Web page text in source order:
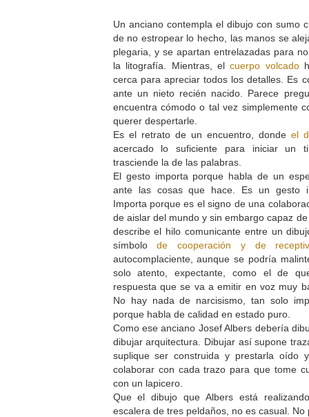
Un anciano contempla el dibujo con sumo
de no estropear lo hecho, las manos se
plegaria, y se apartan entrelazadas para
la litografía. Mientras, elcuerpo volcado
cerca para apreciar todos los detalles. Es
ante un nieto recién nacido. Parece
encuentra cómodo o tal vez simplemente
querer despertarle.
Es el retrato de un encuentro, donde el
acercado lo suficiente para iniciar un
trasciende la de las palabras.
El gesto importa porque habla de un
ante las cosas que hace. Es un gesto
Importa porque es el signo de una
de aislar del mundo y sin embargo capaz
describe el hilo comunicante entre un
símbolode cooperación y de
autocomplaciente, aunque se podría
solo atento, expectante, como el de
respuesta que se va a emitir en voz muy
No hay nada de narcisismo, tan solo
porque habla de calidad en estado puro.
Como ese anciano Josef Albers debería
dibujar arquitectura. Dibujar así supone
suplique ser construida y prestarla oído
colaborar con cada trazo para que tome
con un lapicero.
Que el dibujo que Albers está
escalera de tres peldaños, no es casual. No